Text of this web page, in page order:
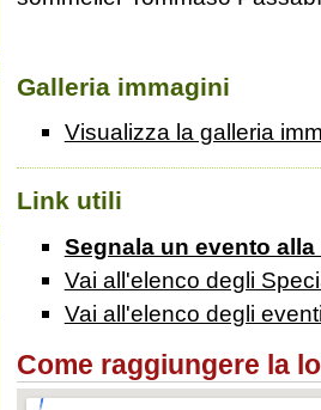
Galleria immagini
Visualizza la galleria
Link utili
Segnala un evento
Vai all'elenco degli
Vai all'elenco degli
Come raggiungere la